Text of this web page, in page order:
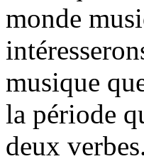
monde
musique
la période
deux